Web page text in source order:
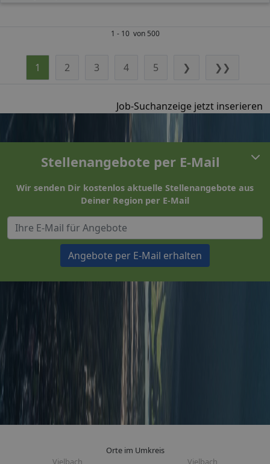
1 - 10 von 500
1 2 3 4 5 ❯ ❯❯
Job-Suchanzeige jetzt inserieren
Stellenangebote per E-Mail
Wir senden Dir kostenlos aktuelle Stellenangebote aus
Deiner Region per E-Mail
Angebote per E-Mail erhalten
Orte im Umkreis